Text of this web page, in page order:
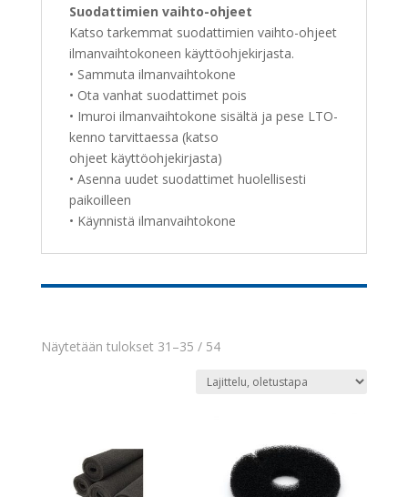
Suodattimien vaihto-ohjeet
Katso tarkemmat suodattimien vaihto-ohjeet
ilmanvaihtokoneen käyttöohjekirjasta.
• Sammuta ilmanvaihtokone
• Ota vanhat suodattimet pois
• Imuroi ilmanvaihtokone sisältä ja pese LTO-
kenno tarvittaessa (katso
ohjeet käyttöohjekirjasta)
• Asenna uudet suodattimet huolellisesti
paikoilleen
• Käynnistä ilmanvaihtokone
Näytetään tulokset 31–35 / 54